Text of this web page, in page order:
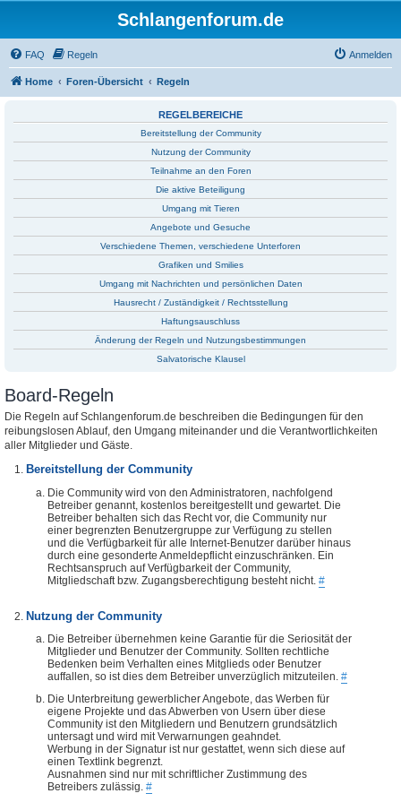
Schlangenforum.de
FAQ Regeln Anmelden
Home Foren-Übersicht Regeln
REGELBEREICHE
Bereitstellung der Community
Nutzung der Community
Teilnahme an den Foren
Die aktive Beteiligung
Umgang mit Tieren
Angebote und Gesuche
Verschiedene Themen, verschiedene Unterforen
Grafiken und Smilies
Umgang mit Nachrichten und persönlichen Daten
Hausrecht / Zuständigkeit / Rechtsstellung
Haftungsauschluss
Änderung der Regeln und Nutzungsbestimmungen
Salvatorische Klausel
Board-Regeln
Die Regeln auf Schlangenforum.de beschreiben die Bedingungen für den
reibungslosen Ablauf, den Umgang miteinander und die Verantwortlichkeiten
aller Mitglieder und Gäste.
Bereitstellung der Community
Die Community wird von den Administratoren, nachfolgend
Betreiber genannt, kostenlos bereitgestellt und gewartet. Die
Betreiber behalten sich das Recht vor, die Community nur
einer begrenzten Benutzergruppe zur Verfügung zu stellen
und die Verfügbarkeit für alle Internet-Benutzer darüber hinaus
durch eine gesonderte Anmeldepflicht einzuschränken. Ein
Rechtsanspruch auf Verfügbarkeit der Community,
Mitgliedschaft bzw. Zugangsberechtigung besteht nicht. #
Nutzung der Community
Die Betreiber übernehmen keine Garantie für die Seriosität der
Mitglieder und Benutzer der Community. Sollten rechtliche
Bedenken beim Verhalten eines Mitglieds oder Benutzer
auffallen, so ist dies dem Betreiber unverzüglich mitzuteilen. #
Die Unterbreitung gewerblicher Angebote, das Werben für
eigene Projekte und das Abwerben von Usern über diese
Community ist den Mitgliedern und Benutzern grundsätzlich
untersagt und wird mit Verwarnungen geahndet.
Werbung in der Signatur ist nur gestattet, wenn sich diese auf
einen Textlink begrenzt.
Ausnahmen sind nur mit schriftlicher Zustimmung des
Betreibers zulässig. #